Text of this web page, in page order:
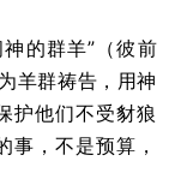
的群羊”（彼前
羊群祷告，用神
护他们不受豺狼
事，不是预算，